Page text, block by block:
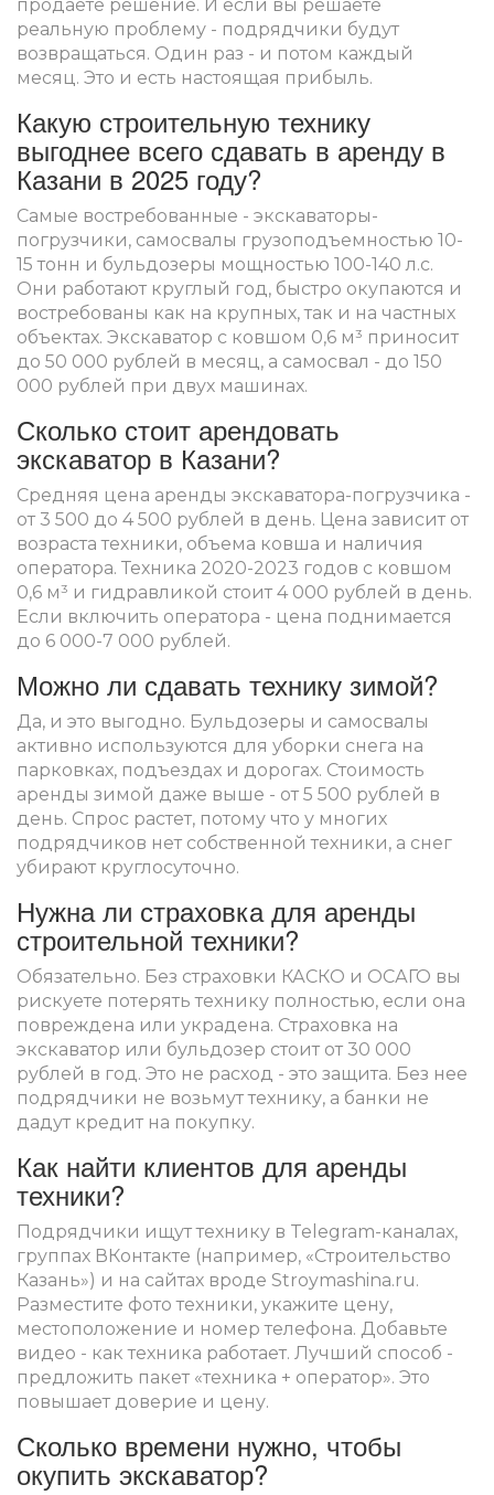
продаете решение. И если вы решаете
реальную проблему - подрядчики будут
возвращаться. Один раз - и потом каждый
месяц. Это и есть настоящая прибыль.
Какую строительную технику
выгоднее всего сдавать в аренду в
Казани в 2025 году?
Самые востребованные - экскаваторы-
погрузчики, самосвалы грузоподъемностью 10-
15 тонн и бульдозеры мощностью 100-140 л.с.
Они работают круглый год, быстро окупаются и
востребованы как на крупных, так и на частных
объектах. Экскаватор с ковшом 0,6 м³ приносит
до 50 000 рублей в месяц, а самосвал - до 150
000 рублей при двух машинах.
Сколько стоит арендовать
экскаватор в Казани?
Средняя цена аренды экскаватора-погрузчика -
от 3 500 до 4 500 рублей в день. Цена зависит от
возраста техники, объема ковша и наличия
оператора. Техника 2020-2023 годов с ковшом
0,6 м³ и гидравликой стоит 4 000 рублей в день.
Если включить оператора - цена поднимается
до 6 000-7 000 рублей.
Можно ли сдавать технику зимой?
Да, и это выгодно. Бульдозеры и самосвалы
активно используются для уборки снега на
парковках, подъездах и дорогах. Стоимость
аренды зимой даже выше - от 5 500 рублей в
день. Спрос растет, потому что у многих
подрядчиков нет собственной техники, а снег
убирают круглосуточно.
Нужна ли страховка для аренды
строительной техники?
Обязательно. Без страховки КАСКО и ОСАГО вы
рискуете потерять технику полностью, если она
повреждена или украдена. Страховка на
экскаватор или бульдозер стоит от 30 000
рублей в год. Это не расход - это защита. Без нее
подрядчики не возьмут технику, а банки не
дадут кредит на покупку.
Как найти клиентов для аренды
техники?
Подрядчики ищут технику в Telegram-каналах,
группах ВКонтакте (например, «Строительство
Казань») и на сайтах вроде Stroymashina.ru.
Разместите фото техники, укажите цену,
местоположение и номер телефона. Добавьте
видео - как техника работает. Лучший способ -
предложить пакет «техника + оператор». Это
повышает доверие и цену.
Сколько времени нужно, чтобы
окупить экскаватор?